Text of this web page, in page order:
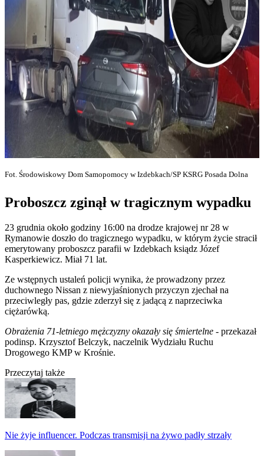
Fot. Środowiskowy Dom Samopomocy w Izdebkach/SP KSRG Posada Dolna
Proboszcz zginął w tragicznym wypadku
23 grudnia około godziny 16:00 na drodze krajowej nr 28 w
Rymanowie doszło do tragicznego wypadku, w którym życie stracił
emerytowany proboszcz parafii w Izdebkach ksiądz Józef
Kasperkiewicz. Miał 71 lat.
Ze wstępnych ustaleń policji wynika, że prowadzony przez
duchownego Nissan z niewyjaśnionych przyczyn zjechał na
przeciwległy pas, gdzie zderzył się z jadącą z naprzeciwka
ciężarówką.
Obrażenia 71-letniego mężczyzny okazały się śmiertelne - przekazał
podinsp. Krzysztof Belczyk, naczelnik Wydziału Ruchu
Drogowego KMP w Krośnie.
Przeczytaj także
Nie żyje influencer. Podczas transmisji na żywo padły strzały